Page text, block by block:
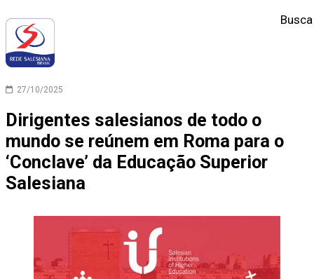
Busca
27/10/2025
Dirigentes salesianos de todo o
mundo se reúnem em Roma para o
‘Conclave’ da Educação Superior
Salesiana